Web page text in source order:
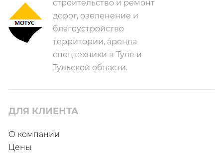
строительство и ремонт
дорог, озеленение и
благоустройство
территории, аренда
спецтехники в Туле и
Тульской области.
ДЛЯ КЛИЕНТА
О компании
Цены